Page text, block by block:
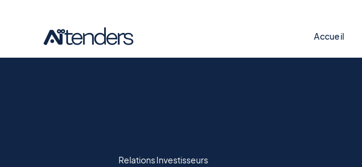
Accueil
Relations Investisseurs